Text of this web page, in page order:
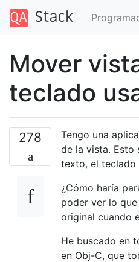
Mover
teclado
278
Tengo una
de la vista. Esto
texto, el teclado
¿Cómo haría
poder ver lo
original cuando
He buscado en
en Obj-C, que